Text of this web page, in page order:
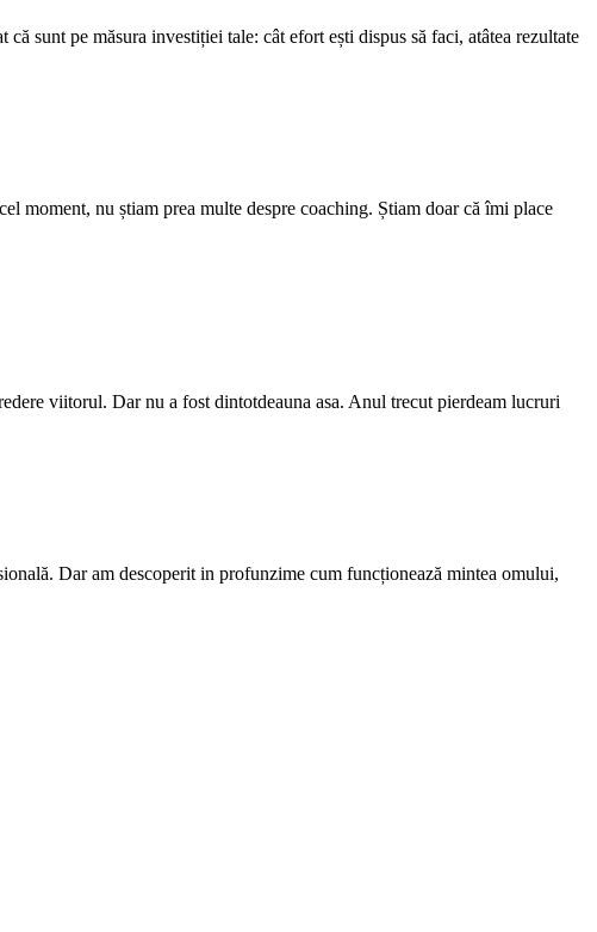
sunt pe măsura investiției tale: cât efort ești dispus să faci, atâtea rezultate
moment, nu știam prea multe despre coaching. Știam doar că îmi place
viitorul. Dar nu a fost dintotdeauna asa. Anul trecut pierdeam lucruri
Dar am descoperit in profunzime cum funcționează mintea omului,